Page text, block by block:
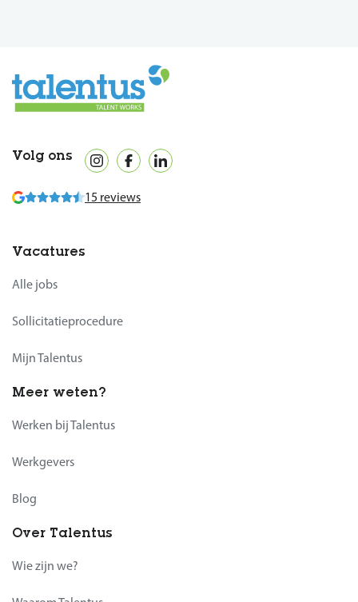
Volg ons
15 reviews
Vacatures
Alle jobs
Sollicitatieprocedure
Mijn Talentus
Meer weten?
Werken bij Talentus
Werkgevers
Blog
Over Talentus
Wie zijn we?